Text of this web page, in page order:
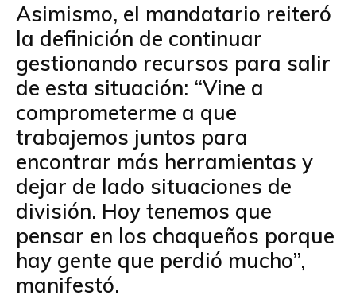
Asimismo, el mandatario reiteró
la definición de continuar
gestionando recursos para salir
de esta situación: “Vine a
comprometerme a que
trabajemos juntos para
encontrar más herramientas y
dejar de lado situaciones de
división. Hoy tenemos que
pensar en los chaqueños porque
hay gente que perdió mucho”,
manifestó.